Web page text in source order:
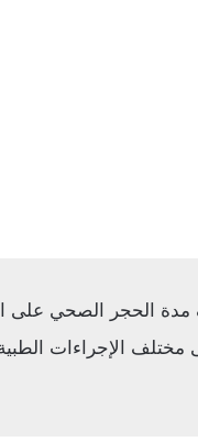
الحجر الصحي على
الإجراءات الطبية